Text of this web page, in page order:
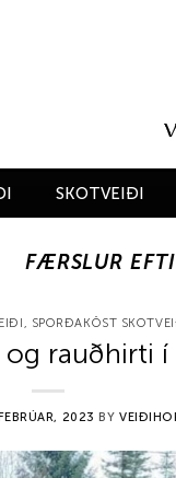
SKOTVEIÐI
FÆRSLUR
, SPORÐAKÖST
rauðhirti í
2023 BY